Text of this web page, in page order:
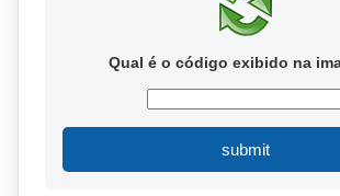
Qual é o código exibido na
submit